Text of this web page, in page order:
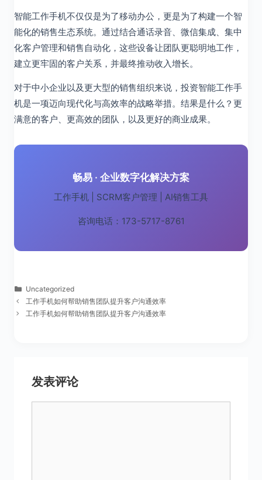
智能工作手机不仅仅是为了移动办公，更是为了构建一个智
能化的销售生态系统。通过结合通话录音、微信集成、集中
化客户管理和销售自动化，这些设备让团队更聪明地工作，
建立更牢固的客户关系，并最终推动收入增长。
对于中小企业以及更大型的销售组织来说，投资智能工作手
机是一项迈向现代化与高效率的战略举措。结果是什么？更
满意的客户、更高效的团队，以及更好的商业成果。
畅易 · 企业数字化解决方案
工作手机 | SCRM客户管理 | AI销售工具
咨询电话：173-5717-8761
分
类
Uncategorized
工作手机如何帮助销售团队提升客户沟通效率
工作手机如何帮助销售团队提升客户沟通效率
发表评论